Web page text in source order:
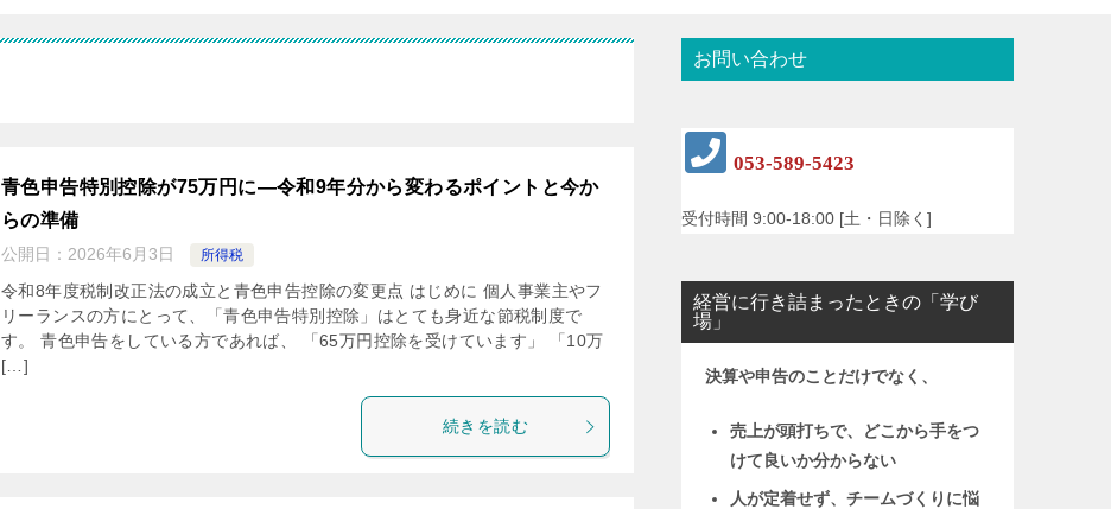
青色申告特別控除が75万円に―令和9年分から変わるポイントと今か
らの準備
公開日： 2026年6月3日 所得税
令和8年度税制改正法の成立と青色申告控除の変更点 はじめに 個人事業主やフ
リーランスの方にとって、「青色申告特別控除」はとても身近な節税制度で
す。 青色申告をしている方であれば、 「65万円控除を受けています」 「10万
[…]
続きを読む
お問い合わせ
053-589-5423
受付時間 9:00-18:00 [土・日除く]
経営に行き詰まったときの「学び
場」
決算や申告のことだけでなく、
売上が頭打ちで、どこから手をつ
けて良いか分からない
人が定着せず、チームづくりに悩